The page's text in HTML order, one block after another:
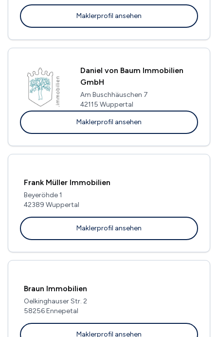
Maklerprofil ansehen
Daniel von Baum Immobilien
GmbH
Am Buschhäuschen 7
42115 Wuppertal
Maklerprofil ansehen
Frank Müller Immobilien
Beyeröhde 1
42389 Wuppertal
Maklerprofil ansehen
Braun Immobilien
Oelkinghauser Str. 2
58256 Ennepetal
Maklerprofil ansehen